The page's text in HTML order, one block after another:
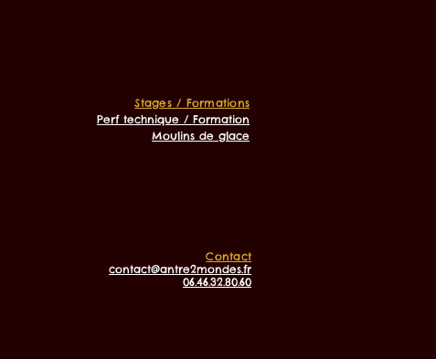
Stages / Formations
Perf technique / Formation
Moulins de glace
Contact
contact@antre2mondes.fr
06.46.32.80.60